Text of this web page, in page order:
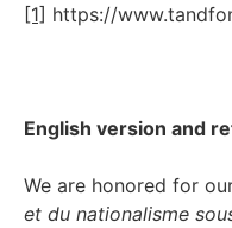
[1] https://
English version and
We are honored for
et du nationalisme